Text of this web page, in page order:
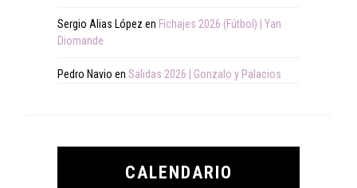
Sergio Alias López en Fichajes 2026 (Fútbol) | Yan
Diomande
Pedro Navio en Salidas 2026 | Gonzalo y Palacios
CALENDARIO